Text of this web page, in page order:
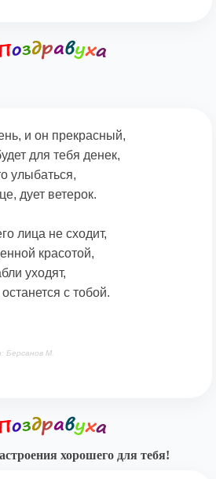
и он прекрасный,
для тебя денек,
улыбаться,
дует ветерок.
лица не сходит,
красотой,
уходят,
с тобой.
Берсанов М.
хорошего для тебя!